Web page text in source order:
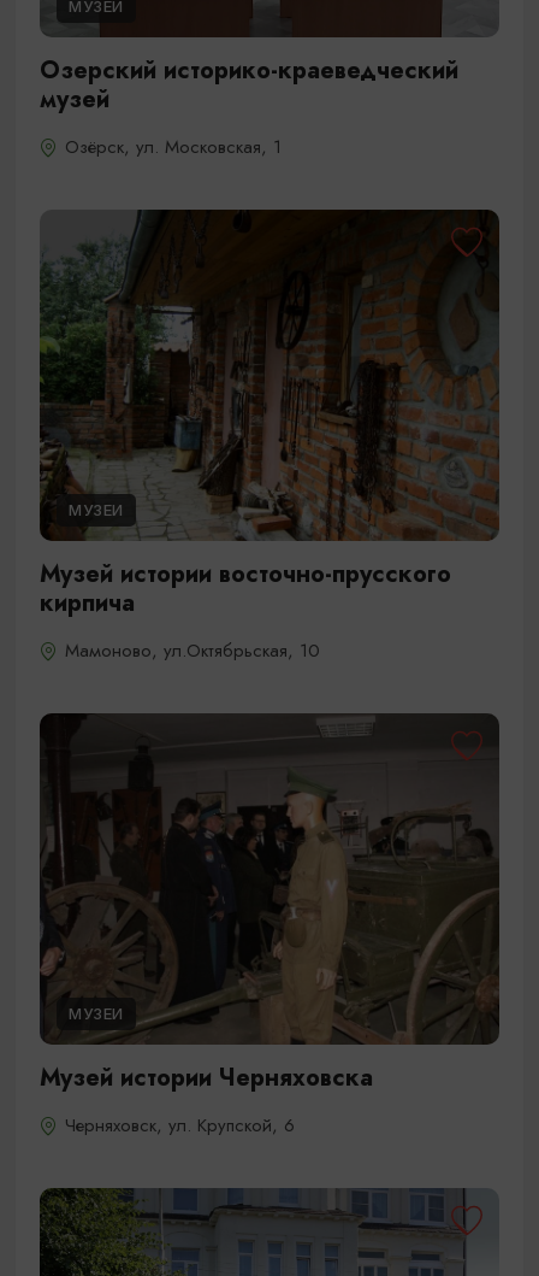
МУЗЕИ
Озерский историко-краеведческий
музей
Озёрск, ул. Московская, 1
МУЗЕИ
Музей истории восточно-прусского
кирпича
Мамоново, ул.Октябрьская, 10
МУЗЕИ
Музей истории Черняховска
Черняховск, ул. Крупской, 6